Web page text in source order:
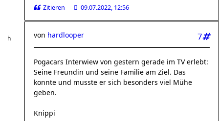
Zitieren 09.07.2022, 12:56
7
von hardlooper
Pogacars Interwiew von gestern gerade im TV erlebt:
Seine Freundin und seine Familie am Ziel. Das
konnte und musste er sich besonders viel Mühe
geben.
Knippi